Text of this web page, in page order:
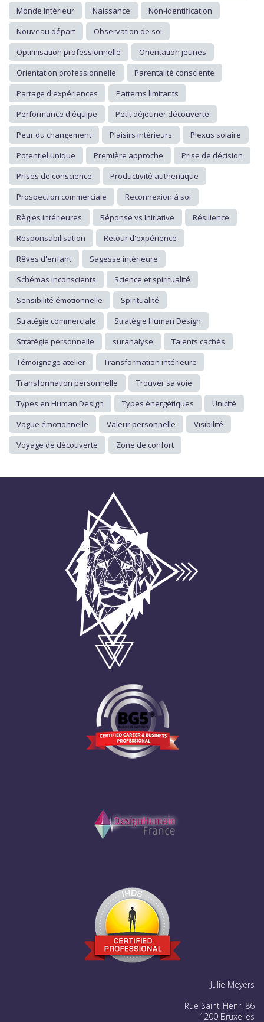
Monde intérieur
Naissance
Non-identification
Nouveau départ
Observation de soi
Optimisation professionnelle
Orientation jeunes
Orientation professionnelle
Parentalité consciente
Partage d'expériences
Patterns limitants
Performance d'équipe
Petit déjeuner découverte
Peur du changement
Plaisirs intérieurs
Plexus solaire
Potentiel unique
Première approche
Prise de décision
Prises de conscience
Productivité authentique
Prospection commerciale
Reconnexion à soi
Règles intérieures
Réponse vs Initiative
Résilience
Responsabilisation
Retour d'expérience
Rêves d'enfant
Sagesse intérieure
Schémas inconscients
Science et spiritualité
Sensibilité émotionnelle
Spiritualité
Stratégie commerciale
Stratégie Human Design
Stratégie personnelle
suranalyse
Talents cachés
Témoignage atelier
Transformation intérieure
Transformation personnelle
Trouver sa voie
Types en Human Design
Types énergétiques
Unicité
Vague émotionnelle
Valeur personnelle
Visibilité
Voyage de découverte
Zone de confort
Julie Meyers
Rue Saint-Henri 86
1200 Bruxelles